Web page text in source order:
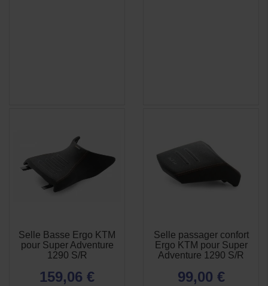
Selle Basse Ergo KTM
pour Super Adventure
1290 S/R
159,06 €
Selle passager confort
Ergo KTM pour Super
Adventure 1290 S/R
99,00 €
 APERÇU
RAPIDE
APERÇU
RAPIDE